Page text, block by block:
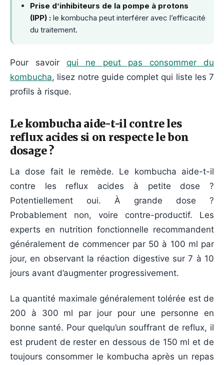
Prise d’inhibiteurs de la pompe à protons
(IPP) : le kombucha peut interférer avec l’efficacité
du traitement.
Pour savoirqui ne peut pas consommer du
kombucha, lisez notre guide complet qui liste les 7
profils à risque.
Le kombucha aide-t-il contre les
reflux acides si on respecte le bon
dosage ?
La dose fait le remède. Le kombucha aide-t-il
contre les reflux acides à petite dose ?
Potentiellement oui. À grande dose ?
Probablement non, voire contre-productif. Les
experts en nutrition fonctionnelle recommandent
généralement de commencer par 50 à 100 ml par
jour, en observant la réaction digestive sur 7 à 10
jours avant d’augmenter progressivement.
La quantité maximale généralement tolérée est de
200 à 300 ml par jour pour une personne en
bonne santé. Pour quelqu’un souffrant de reflux, il
est prudent de rester en dessous de 150 ml et de
toujours consommer le kombucha après un repas